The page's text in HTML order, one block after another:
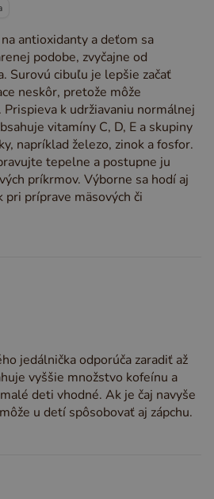
antioxidanty a deťom sa
podobe, zvyčajne od
Surovú cibuľu je lepšie začať
neskôr, pretože môže
k udržiavaniu normálnej
vitamíny C, D, E a skupiny
napríklad železo, zinok a fosfor.
tepelne a postupne ju
príkrmov. Výborne sa hodí aj
príprave mäsových či
jedálnička odporúča zaradiť až
vyššie množstvo kofeínu a
deti vhodné. Ak je čaj navyše
u detí spôsobovať aj zápchu.